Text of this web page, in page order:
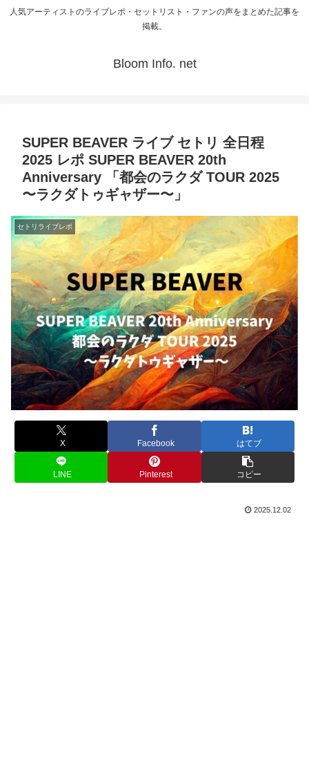
人気アーティストのライブレポ・セットリスト・ファンの声をまとめた記事を
掲載。
Bloom Info. net
SUPER BEAVER ライブ セトリ 全日程
2025 レポ SUPER BEAVER 20th
Anniversary 「都会のラクダ TOUR 2025
〜ラクダトゥギャザー〜」
セトリライブレポ
X Facebook はてブ
LINE Pinterest コピー
2025.12.02